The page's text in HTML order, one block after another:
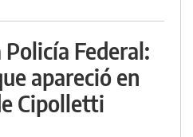
Federal:
apareció en
Cipolletti